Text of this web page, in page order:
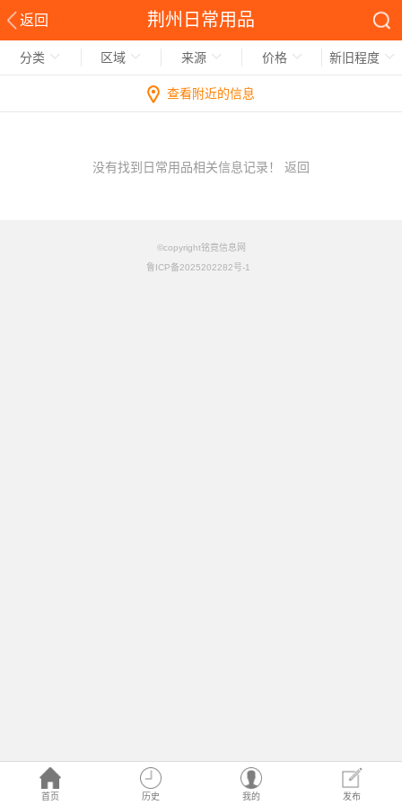
返回 荆州日常用品
首页 历史 我的 发布
分类 区域 来源 价格 新旧程度
查看附近的信息
没有找到日常用品相关信息记录！ 返回
©copyright铭竟信息网
鲁ICP备2025202282号-1